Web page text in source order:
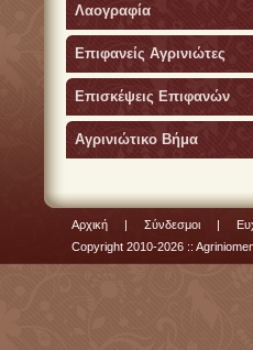
Λαογραφία
Επιφανείς Αγρινιώτες
Επισκέψεις Επιφανών
Αγρινιώτικο Βήμα
Αρχική | Σύνδεσμοι |
Copyright 2010-2026 ::